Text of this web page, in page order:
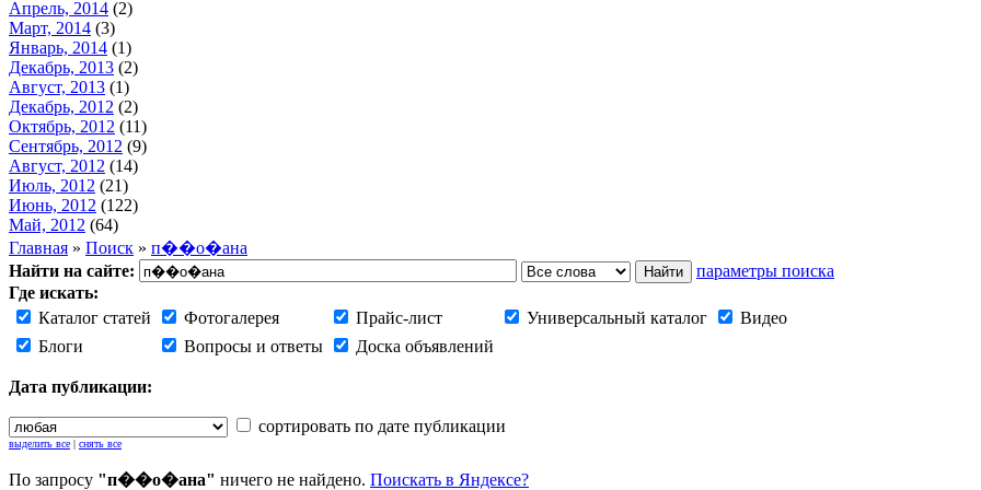
Апрель, 2014 (2)
Март, 2014 (3)
Январь, 2014 (1)
Декабрь, 2013 (2)
Август, 2013 (1)
Декабрь, 2012 (2)
Октябрь, 2012 (11)
Сентябрь, 2012 (9)
Август, 2012 (14)
Июль, 2012 (21)
Июнь, 2012 (122)
Май, 2012 (64)
Главная » Поиск » п��о�ана
Найти на сайте:
параметры поиска
Где искать:
Каталог статей
Фотогалерея Прайс-лист Универсальный каталог
Видео
Блоги
Вопросы и ответы Доска объявлений
Дата публикации:
сортировать по дате публикации
выделить все | снять все
По запросу "п��о�ана" ничего не найдено. Поискать в Яндексе?